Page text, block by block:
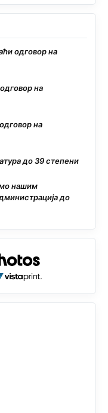
одговор на
на
на
до 39 степени
нашим
до